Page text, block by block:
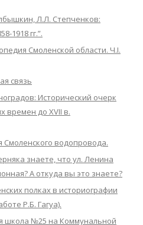
Л.Л. Степченков:
1918 гг.”.
Смоленской области. Ч.I.
связь
Исторический очерк
времен до XVII в.
Смоленского водопровода.
знаете, что ул. Ленина
А откуда вы это знаете?
полках в историографии
Р.Б. Гагуа).
школа №25 на Коммунальной